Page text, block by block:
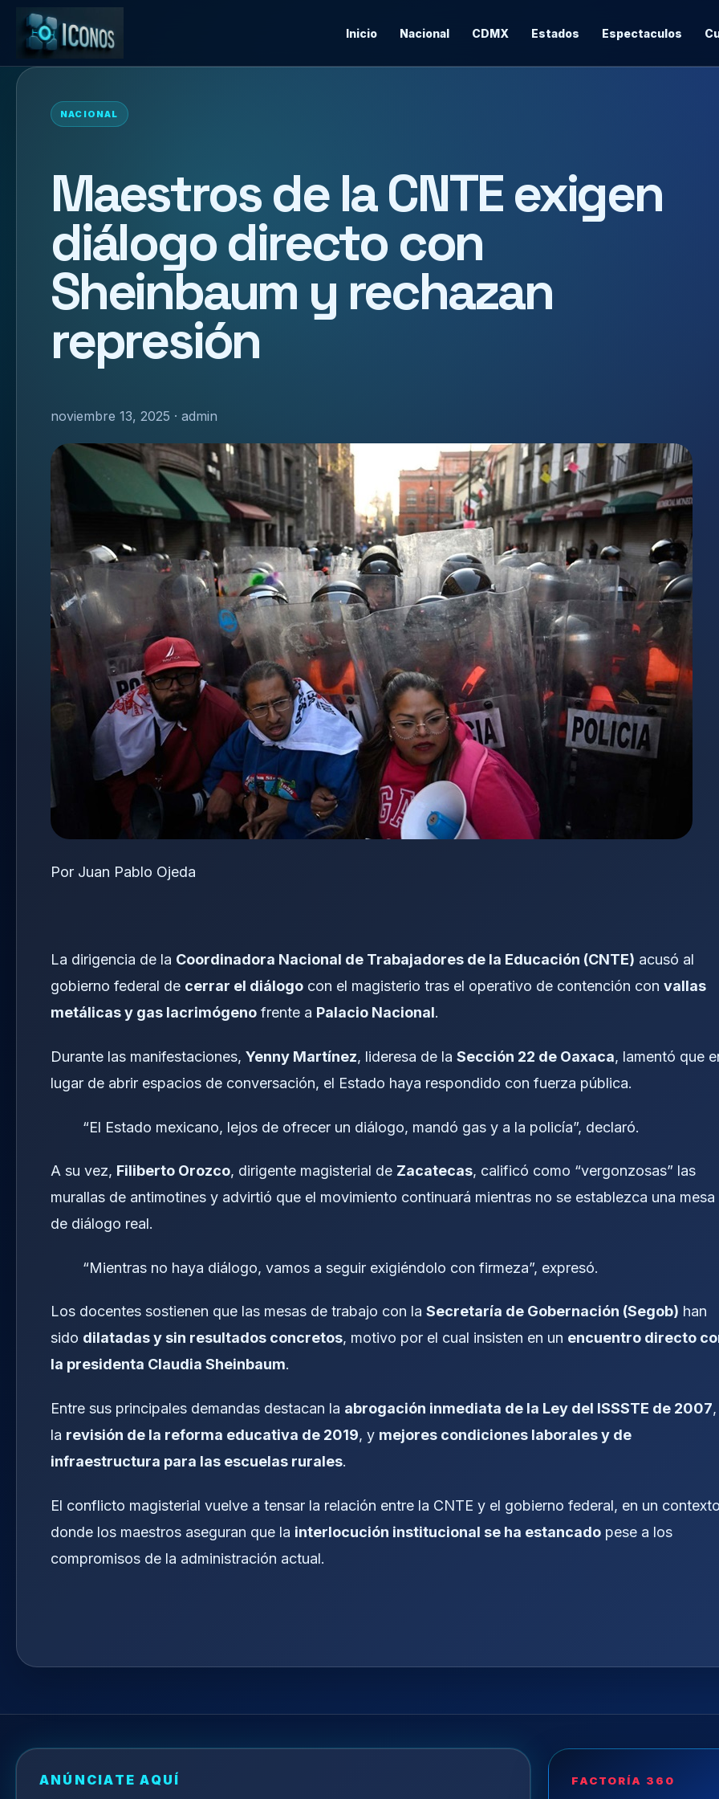
Inicio Nacional CDMX Estados Espectaculos
NACIONAL
Maestros de la CNTE exigen
diálogo directo con
Sheinbaum y rechazan
represión
noviembre 13, 2025 · admin
Por Juan Pablo Ojeda
La dirigencia de la Coordinadora Nacional de Trabajadores de la Educación (CNTE) acusó al
gobierno federal de cerrar el diálogo con el magisterio tras el operativo de contención con vallas
metálicas y gas lacrimógeno frente a Palacio Nacional.
Durante las manifestaciones, Yenny Martínez, lideresa de la Sección 22 de Oaxaca, lamentó que
lugar de abrir espacios de conversación, el Estado haya respondido con fuerza pública.
“El Estado mexicano, lejos de ofrecer un diálogo, mandó gas y a la policía”, declaró.
A su vez, Filiberto Orozco, dirigente magisterial de Zacatecas, calificó como “vergonzosas” las
murallas de antimotines y advirtió que el movimiento continuará mientras no se establezca una mesa
de diálogo real.
“Mientras no haya diálogo, vamos a seguir exigiéndolo con firmeza”, expresó.
Los docentes sostienen que las mesas de trabajo con la Secretaría de Gobernación (Segob) han
sido dilatadas y sin resultados concretos, motivo por el cual insisten en un encuentro directo
la presidenta Claudia Sheinbaum.
Entre sus principales demandas destacan la abrogación inmediata de la Ley del ISSSTE de 2007,
la revisión de la reforma educativa de 2019, y mejores condiciones laborales y de
infraestructura para las escuelas rurales.
El conflicto magisterial vuelve a tensar la relación entre la CNTE y el gobierno federal, en un
donde los maestros aseguran que la interlocución institucional se ha estancado pese a los
compromisos de la administración actual.
ANÚNCIATE AQUÍ FACTORÍA 360